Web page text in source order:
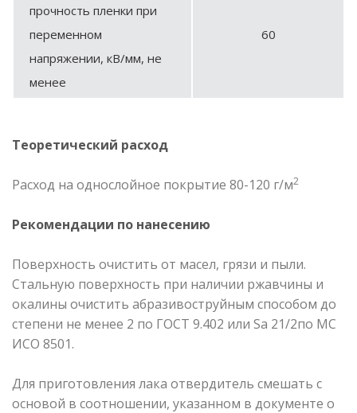
прочность пленки при
переменном
напряжении, кВ/мм, не
менее
60
Теоретический расход
Расход на однослойное покрытие 80-120 г/м2
Рекомендации по нанесению
Поверхность очистить от масел, грязи и пыли.
Стальную поверхность при наличии ржавчины и
окалины очистить абразивоструйным способом до
степени не менее 2 по ГОСТ 9.402 или Sa 21/2по МС
ИСО 8501.
Для приготовления лака отвердитель смешать с
основой в соотношении, указанном в документе о